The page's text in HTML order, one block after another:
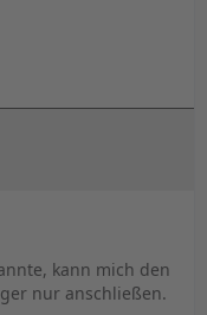
kann mich den
nur anschließen.